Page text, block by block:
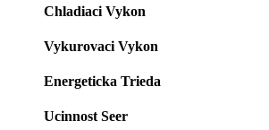
Chladiaci Vykon
Vykurovaci Vykon
Energeticka Trieda
Ucinnost Seer